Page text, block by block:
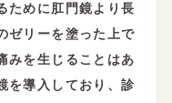
ために肛門鏡より長
ゼリーを塗った上で
みを生じることはあ
を導入しており、診